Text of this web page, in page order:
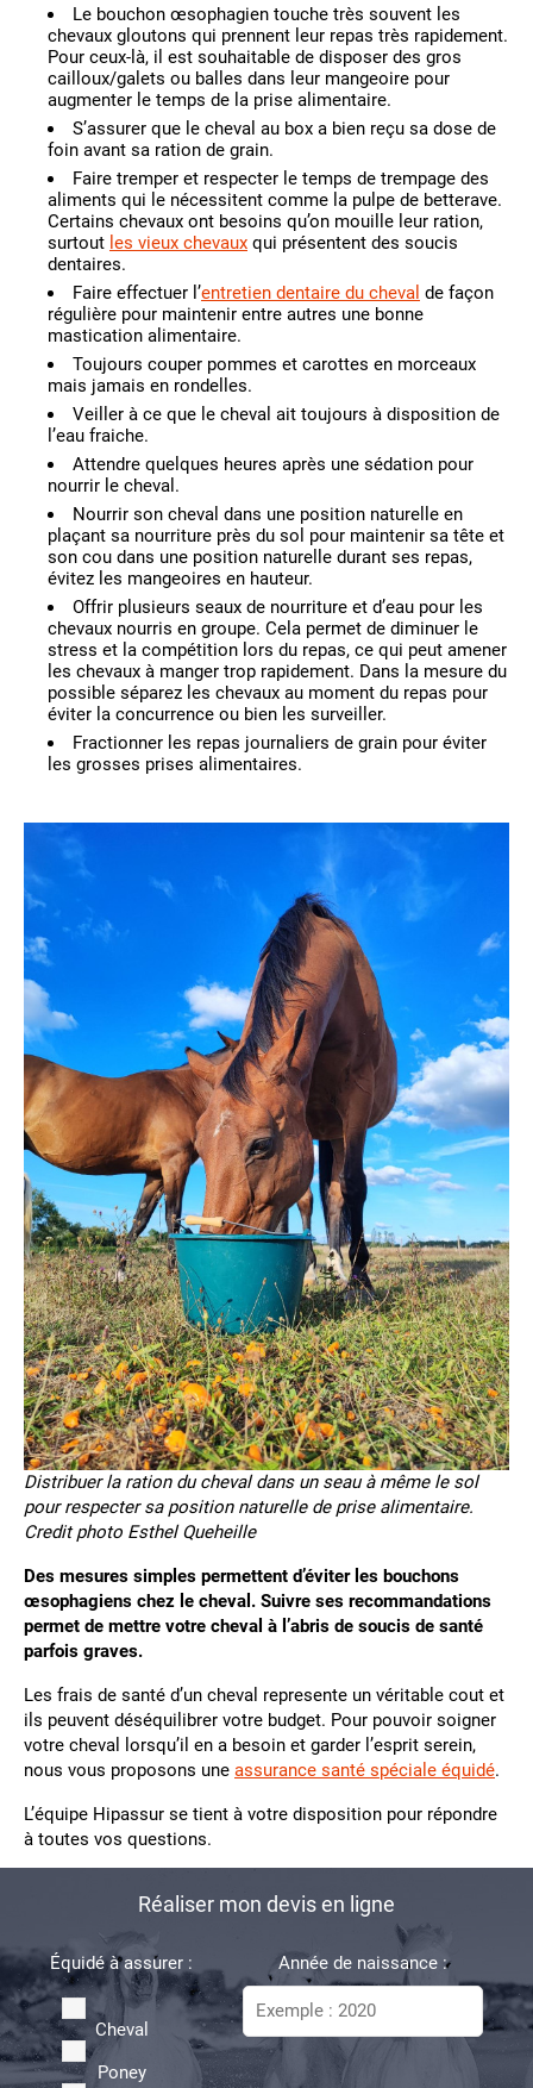
Le bouchon œsophagien touche très souvent les
chevaux gloutons qui prennent leur repas très rapidement.
Pour ceux-là, il est souhaitable de disposer des gros
cailloux/galets ou balles dans leur mangeoire pour
augmenter le temps de la prise alimentaire.
S’assurer que le cheval au box a bien reçu sa dose de
foin avant sa ration de grain.
Faire tremper et respecter le temps de trempage des
aliments qui le nécessitent comme la pulpe de betterave.
Certains chevaux ont besoins qu’on mouille leur ration,
surtout les vieux chevaux qui présentent des soucis
dentaires.
Faire effectuer l’entretien dentaire du cheval de façon
régulière pour maintenir entre autres une bonne
mastication alimentaire.
Toujours couper pommes et carottes en morceaux
mais jamais en rondelles.
Veiller à ce que le cheval ait toujours à disposition de
l’eau fraiche.
Attendre quelques heures après une sédation pour
nourrir le cheval.
Nourrir son cheval dans une position naturelle en
plaçant sa nourriture près du sol pour maintenir sa tête et
son cou dans une position naturelle durant ses repas,
évitez les mangeoires en hauteur.
Offrir plusieurs seaux de nourriture et d’eau pour les
chevaux nourris en groupe. Cela permet de diminuer le
stress et la compétition lors du repas, ce qui peut amener
les chevaux à manger trop rapidement. Dans la mesure du
possible séparez les chevaux au moment du repas pour
éviter la concurrence ou bien les surveiller.
Fractionner les repas journaliers de grain pour éviter
les grosses prises alimentaires.
Distribuer la ration du cheval dans un seau à même le sol
pour respecter sa position naturelle de prise alimentaire.
Credit photo Esthel Queheille
Des mesures simples permettent d’éviter les bouchons
œsophagiens chez le cheval. Suivre ses recommandations
permet de mettre votre cheval à l’abris de soucis de santé
parfois graves.
Les frais de santé d’un cheval represente un véritable cout et
ils peuvent déséquilibrer votre budget. Pour pouvoir soigner
votre cheval lorsqu’il en a besoin et garder l’esprit serein,
nous vous proposons une assurance santé spéciale équidé.
L’équipe Hipassur se tient à votre disposition pour répondre
à toutes vos questions.
Réaliser mon devis en ligne
Équidé à assurer :
Cheval
Poney
Année de naissance :